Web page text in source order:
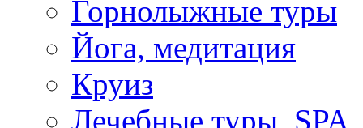
Горнолыжные туры
Йога, медитация
Круиз
Лечебные туры, SPA,